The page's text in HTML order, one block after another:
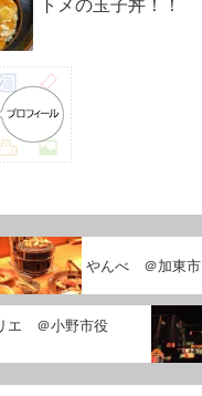
トメの玉子丼！！
やんべ ＠加東市
エ ＠小野市役